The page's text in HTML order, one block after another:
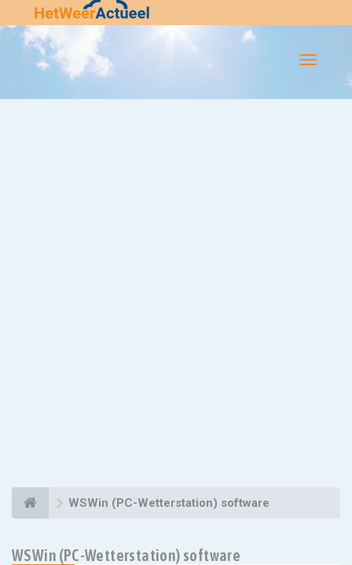
Flip-
WSWin (PC-Wetterstation) software
WSWin (PC-Wetterstation) software